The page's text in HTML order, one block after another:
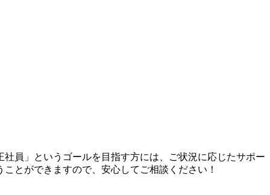
員」というゴールを目指す方には、ご状況に応じたサポー
とができますので、安心してご相談ください！